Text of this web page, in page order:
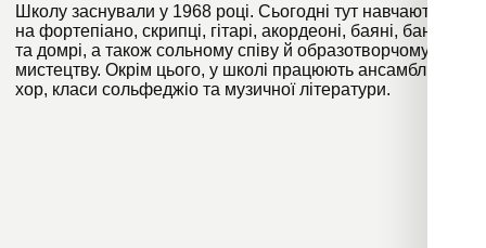
Школу заснували у 1968 році. Сьогодні тут навчають гри
на фортепіано, скрипці, гітарі, акордеоні, баяні, бандурі
та домрі, а також сольному співу й образотворчому
мистецтву. Окрім цього, у школі працюють ансамблі,
хор, класи сольфеджіо та музичної літератури.